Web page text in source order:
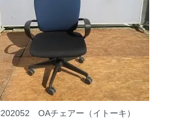
OAチェアー（イトーキ）